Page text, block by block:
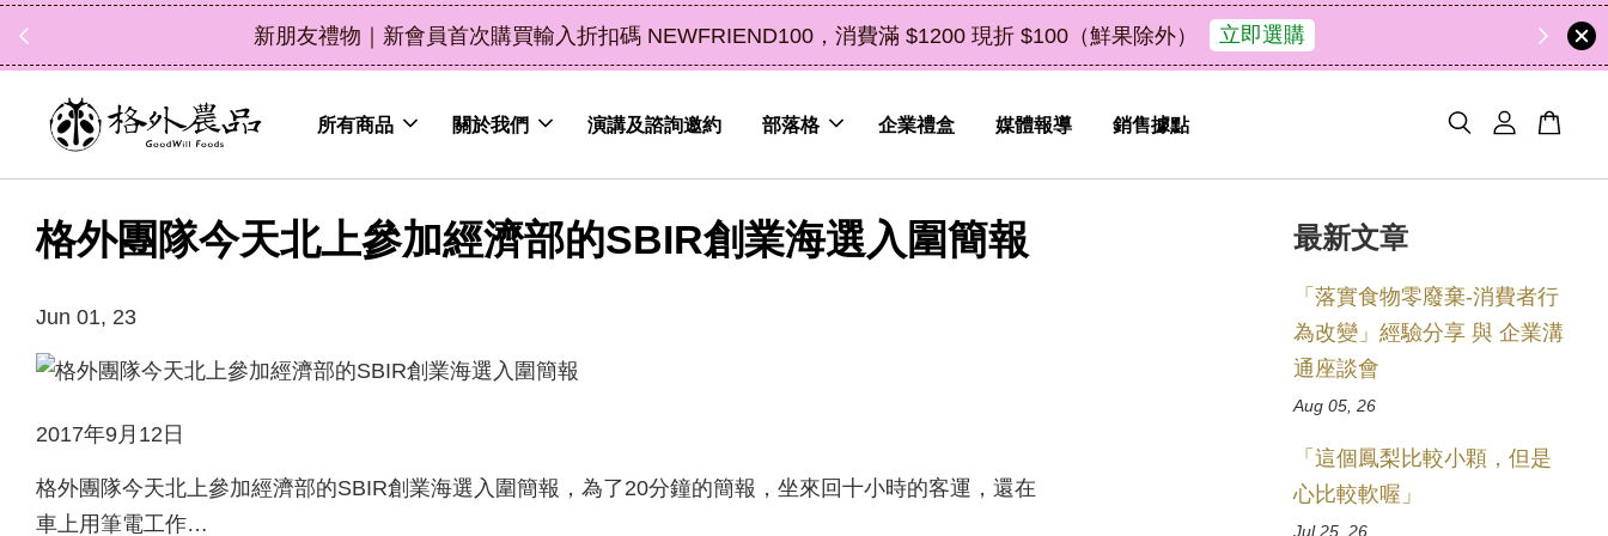
買輸入折扣碼 NEWFRIEND100，消費滿 $1200 現折 $100（鮮果除外） 立即選購 中秋禮盒新上市｜橘皮植萃
所有商品 關於我們 演講及諮詢邀約 部落格 企業禮盒 媒體報導 銷售據點
格外團隊今天北上參加經濟部的SBIR創業海選入圍簡報
Jun 01, 23
2017年9月12日
格外團隊今天北上參加經濟部的SBIR創業海選入圍簡報，為了20分鐘的簡報，坐來回十小時的客運，還在
車上用筆電工作…
最新文章
「落實食物零廢棄-消費者行
為改變」經驗分享 與 企業溝
通座談會
Aug 05, 26
「這個鳳梨比較小顆，但是
心比較軟喔」
Jul 25, 26